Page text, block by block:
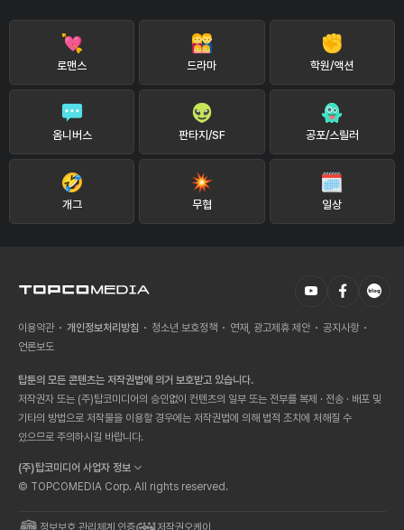
로맨스 드라마 학원/액션
옴니버스 판타지/SF 공포/스릴러
개그 무협 일상
이용약관 개인정보처리방침 청소년 보호정책 연재, 광고제휴 제안
공지사항
언론보도
탑툰의 모든 콘텐츠는 저작권법에 의거 보호받고 있습니다.
저작권자 또는 (주)탑코미디어의 승인없이 컨텐츠의 일부 또는 전부를 복제 · 전송 · 배포 및
기타의 방법으로 저작물을 이용할 경우에는 저작권법에 의해 법적 조치에 처해질 수
있으므로 주의하시길 바랍니다.
(주)탑코미디어 사업자 정보
© TOPCOMEDIA Corp. All rights reserved.
정보보호 관리체계 인증 저작권오케이